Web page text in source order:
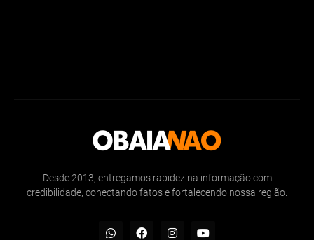
Desde 2013, entregamos rapidez na informação com
credibilidade, conectando fatos e fortalecendo nossa região.